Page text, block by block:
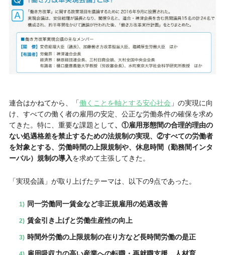
連合はかねてから、「働くことを軸とする安心社会 」の実現に向
け、すべての働く者の雇用の安定、公正な労働条件の確保を求め
てきた。特に、重要な課題として、①雇用形態間の合理的理由の
ない処遇格差を禁止するための法規制の実現、②すべての労働者
を対象とする、労働時間の上限規制や、休息時間（勤務間インタ
ーバル）規制の導入を求めて主張してきた。
「実現会議」が取り上げたテーマは、以下の9点であった。
同一労働同一賃金など非正規雇用の処遇改善
賃金引き上げと労働生産性の向上
時間外労働の上限規制の在り方など長時間労働の是正
雇用吸収力の高い産業への転職・再就職支援、人材育